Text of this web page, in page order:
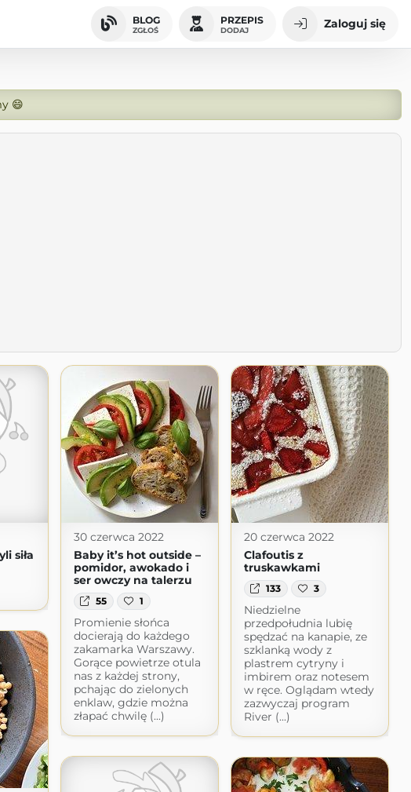
BLOG
ZGŁOŚ
PRZEPIS
DODAJ Zaloguj się
😄
siła
30 czerwca 2022
Baby it’s hot outside –
pomidor, awokado i
ser owczy na talerzu
55 1
Promienie słońca
docierają do każdego
zakamarka Warszawy.
Gorące powietrze otula
nas z każdej strony,
pchając do zielonych
enklaw, gdzie można
złapać chwilę (...)
20 czerwca 2022
Clafoutis z
truskawkami
133 3
Niedzielne
przedpołudnia lubię
spędzać na kanapie, ze
szklanką wody z
plastrem cytryny i
imbirem oraz notesem
w ręce. Oglądam wtedy
zazwyczaj program
River (...)